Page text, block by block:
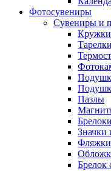
Фотосувениры
Сувениры и
Кружки
Тарелки
Пазлы
Значки
Фляжки
Брелок